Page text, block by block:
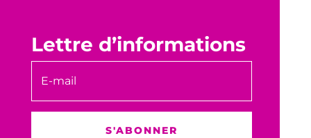
Lettre d’informations
S'ABONNER